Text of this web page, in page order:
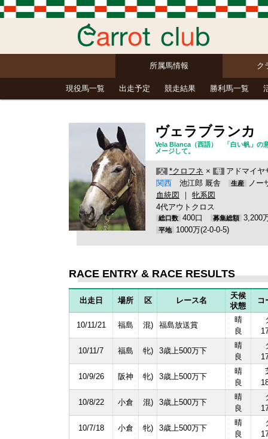
所属馬情報 ク
現役馬一覧 出走予定 競走結果 勝利馬一覧
ヴェラブランカ
Vela Blanca（西語） 「白い帆」の
メージして。
父 *クロフネ × 母
アドマイヤ
関西 池江郎 厩舎 生産
ノー
血統図
｜ 牝系図
4代アウトクロス
総口数 400口 募集総額
平地 1000万(2-0-0-5)
RACE ENTRY & RACE RESULTS
出走日 場所 区 レース名
天候
状態
コ
10/11/21 福島 混) 福島放送賞
晴
良
10/11/7 福島 牝) 3歳上500万下
晴
良
10/9/26 阪神 牝) 3歳上500万下
晴
良
10/8/22 小倉 混) 3歳上500万下
晴
良
10/7/18 小倉 牝) 3歳上500万下
晴
良